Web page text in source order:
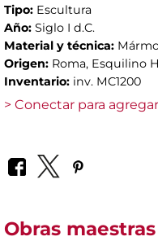
Tipo: Escultura
Año: Siglo I d.C.
Material y técnica:
Origen: Roma, Esquilino
Inventario: inv. MC1200
> Conectar para
Obras